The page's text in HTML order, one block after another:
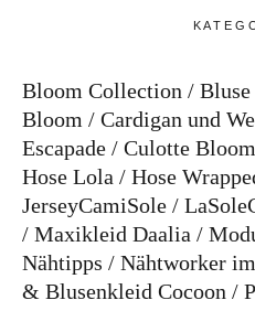
Bloom Collection Bluse
Bloom
Cardigan und
Escapade
Culotte Bloom
Hose Lola
Hose
JerseyCamiSole
Maxikleid Daalia
Nähtipps
Nähtworker
& Blusenkleid Cocoon